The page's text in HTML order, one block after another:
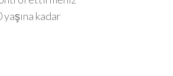
kadar